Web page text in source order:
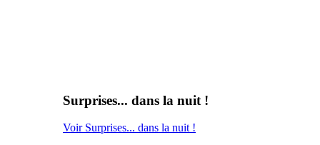
Surprises... dans la nuit !
Voir Surprises... dans la nuit !